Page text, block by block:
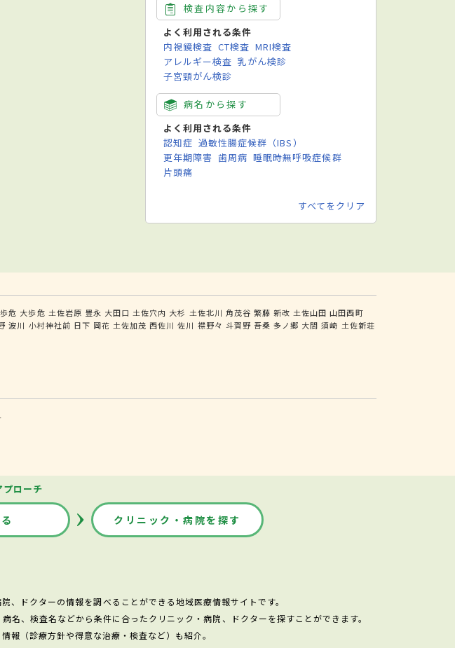
検査内容から探す
よく利用される条件
内視鏡検査 CT検査 MRI検査
アレルギー検査 乳がん検診
子宮頸がん検診
病名から探す
よく利用される条件
認知症 過敏性腸症候群（IBS）
更年期障害 歯周病 睡眠時無呼吸症候群
片頭痛
すべてをクリア
危 大歩危 土佐岩原 豊永 大田口 土佐穴内 大杉 土佐北川 角茂谷 繁藤 新改 土佐山田 山田西町
波川 小村神社前 日下 岡花 土佐加茂 西佐川 佐川 襟野々 斗賀野 吾桑 多ノ郷 大間 須崎 土佐新荘
プローチ
クリニック・病院を探す
、ドクターの情報を調べることができる地域医療情報サイトです。
、検査名などから条件に合ったクリニック・病院、ドクターを探すことができます。
報（診療方針や得意な治療・検査など）も紹介。